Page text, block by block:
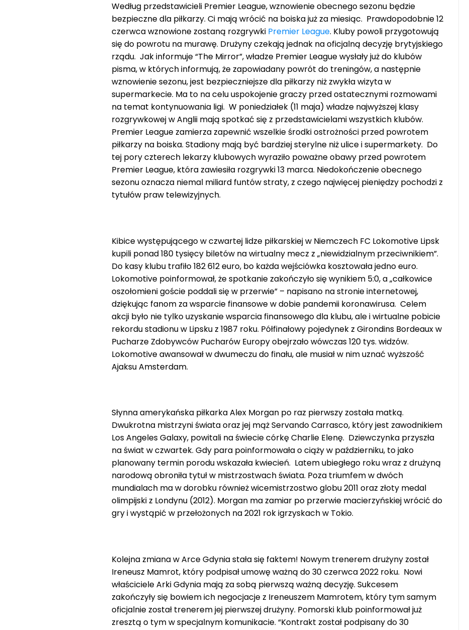
Według przedstawicieli Premier League, wznowienie obecnego sezonu będzie
bezpieczne dla piłkarzy. Ci mają wrócić na boiska już za miesiąc. Prawdopodobnie 12
czerwca wznowione zostaną rozgrywki Premier League. Kluby powoli przygotowują
się do powrotu na murawę. Drużyny czekają jednak na oficjalną decyzję brytyjskiego
rządu. Jak informuje “The Mirror”, władze Premier League wysłały już do klubów
pisma, w których informują, że zapowiadany powrót do treningów, a następnie
wznowienie sezonu, jest bezpieczniejsze dla piłkarzy niż zwykła wizyta w
supermarkecie. Ma to na celu uspokojenie graczy przed ostatecznymi rozmowami
na temat kontynuowania ligi. W poniedziałek (11 maja) władze najwyższej klasy
rozgrywkowej w Anglii mają spotkać się z przedstawicielami wszystkich klubów.
Premier League zamierza zapewnić wszelkie środki ostrożności przed powrotem
piłkarzy na boiska. Stadiony mają być bardziej sterylne niż ulice i supermarkety. Do
tej pory czterech lekarzy klubowych wyraziło poważne obawy przed powrotem
Premier League, która zawiesiła rozgrywki 13 marca. Niedokończenie obecnego
sezonu oznacza niemal miliard funtów straty, z czego najwięcej pieniędzy pochodzi z
tytułów praw telewizyjnych.
Kibice występującego w czwartej lidze piłkarskiej w Niemczech FC Lokomotive Lipsk
kupili ponad 180 tysięcy biletów na wirtualny mecz z „niewidzialnym przeciwnikiem”.
Do kasy klubu trafiło 182 612 euro, bo każda wejściówka kosztowała jedno euro.
Lokomotive poinformował, że spotkanie zakończyło się wynikiem 5:0, a „całkowice
oszołomieni goście poddali się w przerwie” – napisano na stronie internetowej,
dziękując fanom za wsparcie finansowe w dobie pandemii koronawirusa. Celem
akcji było nie tylko uzyskanie wsparcia finansowego dla klubu, ale i wirtualne pobicie
rekordu stadionu w Lipsku z 1987 roku. Półfinałowy pojedynek z Girondins Bordeaux w
Pucharze Zdobywców Pucharów Europy obejrzało wówczas 120 tys. widzów.
Lokomotive awansował w dwumeczu do finału, ale musiał w nim uznać wyższość
Ajaksu Amsterdam.
Słynna amerykańska piłkarka Alex Morgan po raz pierwszy została matką.
Dwukrotna mistrzyni świata oraz jej mąż Servando Carrasco, który jest zawodnikiem
Los Angeles Galaxy, powitali na świecie córkę Charlie Elenę. Dziewczynka przyszła
na świat w czwartek. Gdy para poinformowała o ciąży w październiku, to jako
planowany termin porodu wskazała kwiecień. Latem ubiegłego roku wraz z drużyną
narodową obroniła tytuł w mistrzostwach świata. Poza triumfem w dwóch
mundialach ma w dorobku również wicemistrzostwo globu 2011 oraz złoty medal
olimpijski z Londynu (2012). Morgan ma zamiar po przerwie macierzyńskiej wrócić do
gry i wystąpić w przełożonych na 2021 rok igrzyskach w Tokio.
Kolejna zmiana w Arce Gdynia stała się faktem! Nowym trenerem drużyny został
Ireneusz Mamrot, który podpisał umowę ważną do 30 czerwca 2022 roku. Nowi
właściciele Arki Gdynia mają za sobą pierwszą ważną decyzję. Sukcesem
zakończyły się bowiem ich negocjacje z Ireneuszem Mamrotem, który tym samym
oficjalnie został trenerem jej pierwszej drużyny. Pomorski klub poinformował już
zresztą o tym w specjalnym komunikacie. “Kontrakt został podpisany do 30